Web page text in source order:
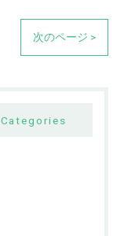
次のページ >
Categories